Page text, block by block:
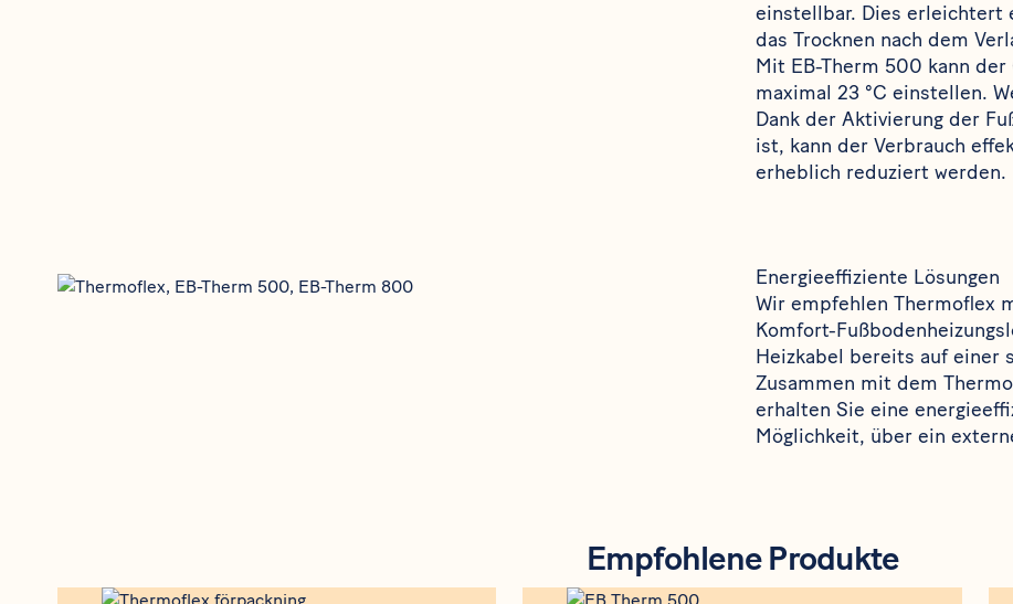
einstellbar. Dies erleichtert
das Trocknen nach dem
Mit EB-Therm 500 kann der
maximal 23 °C einstellen.
Dank der Aktivierung der
ist, kann der Verbrauch
erheblich reduziert werden.
Energieeffiziente Lösungen
Wir empfehlen Thermoflex
Komfort-
Heizkabel bereits auf
Zusammen mit dem
erhalten Sie eine
Möglichkeit, über ein
Empfohlene Produkte
Produkt
Thermoflex Produkt
EB-Therm 500